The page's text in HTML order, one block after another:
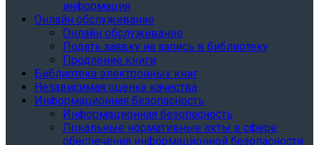
информация
Онлайн обслуживание
Онлайн обслуживание
Подать заявку на запись в библиотеку
Продление книги
Библиотека электронных книг
Независимая оценка качества
Информационная безопасность
Информационная безопасность
Локальные нормативные акты в сфере
обеспечения информационной безопасности